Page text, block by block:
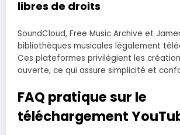
libres de droits
SoundCloud, Free Music Archive et
bibliothèques musicales légalement
Ces plateformes privilégient les
ouverte, ce qui assure simplicité et
FAQ pratique sur le
téléchargement